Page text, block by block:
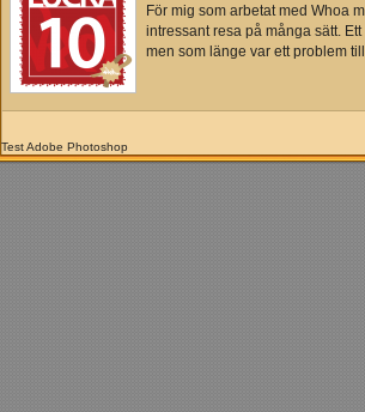
För mig som arbetat med Whoa
intressant resa på många sätt.
men som länge var ett problem
Test Adobe Photoshop